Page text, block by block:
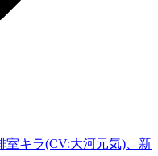
室キラ(CV:大河元気)、新